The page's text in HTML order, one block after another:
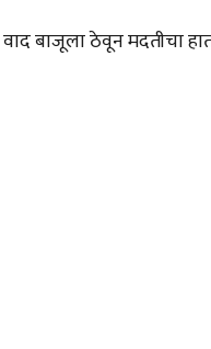
बाजूला ठेवून मदतीचा